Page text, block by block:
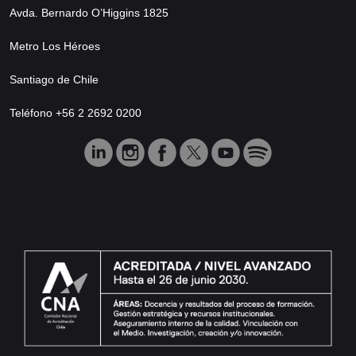
Avda. Bernardo O’Higgins 1825
Metro Los Héroes
Santiago de Chile
Teléfono +56 2 2692 0200